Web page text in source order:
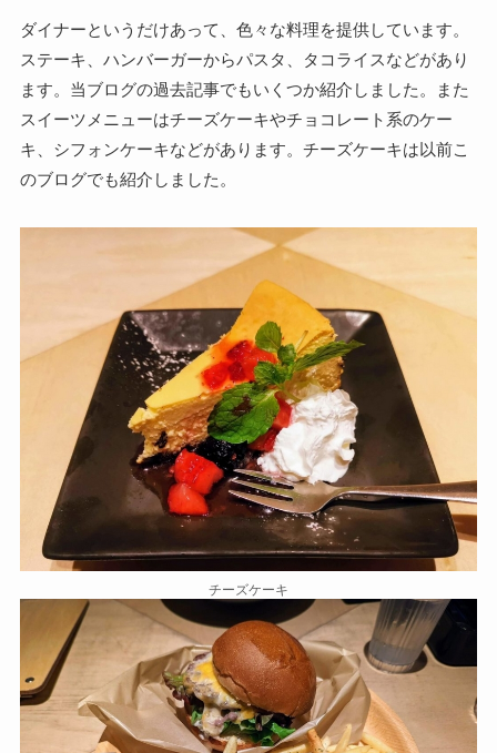
ダイナーというだけあって、色々な料理を提供しています。
ステーキ、ハンバーガーからパスタ、タコライスなどがあり
ます。当ブログの過去記事でもいくつか紹介しました。また
スイーツメニューはチーズケーキやチョコレート系のケー
キ、シフォンケーキなどがあります。チーズケーキは以前こ
のブログでも紹介しました。
チーズケーキ